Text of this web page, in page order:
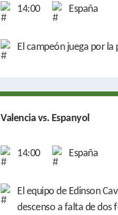
14:00 España
El campeón juega por
Valencia vs. Espanyol
14:00 España
El equipo de Edinson
descenso a falta de dos